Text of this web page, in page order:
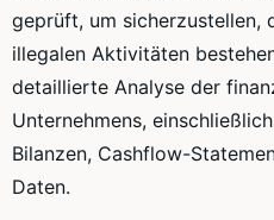
geprüft, um sicherzustellen,
illegalen Aktivitäten
detaillierte Analyse der
Unternehmens,
Bilanzen, Cashflow-
Daten.